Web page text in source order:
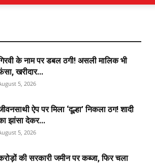
के नाम पर डबल ठगी! असली मालिक भी
खरीदार...
5, 2026
ऐप पर मिला ‘दूल्हा’ निकला ठग! शादी
झांसा देकर...
5, 2026
की सरकारी जमीन पर कब्जा, फिर चला